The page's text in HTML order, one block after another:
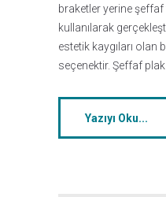
braketler yerine şeffaf
kullanılarak
estetik kaygıları olan
seçenektir. Şeffaf
Yazıyı Oku...